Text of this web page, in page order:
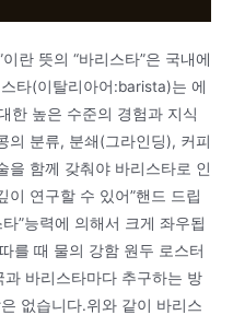
란 뜻의 “바리스타”은 국내에
타(이탈리아어:barista)는 에
한 높은 수준의 경험과 지식
의 분류, 분쇄(그라인딩), 커피
을 함께 갖춰야 바리스타로 인
이 연구할 수 있어”핸드 드립
”능력에 의해서 크게 좌우됩
를 때 물의 강함 원두 로스터
바리스타마다 추구하는 방
없습니다.위와 같이 바리스